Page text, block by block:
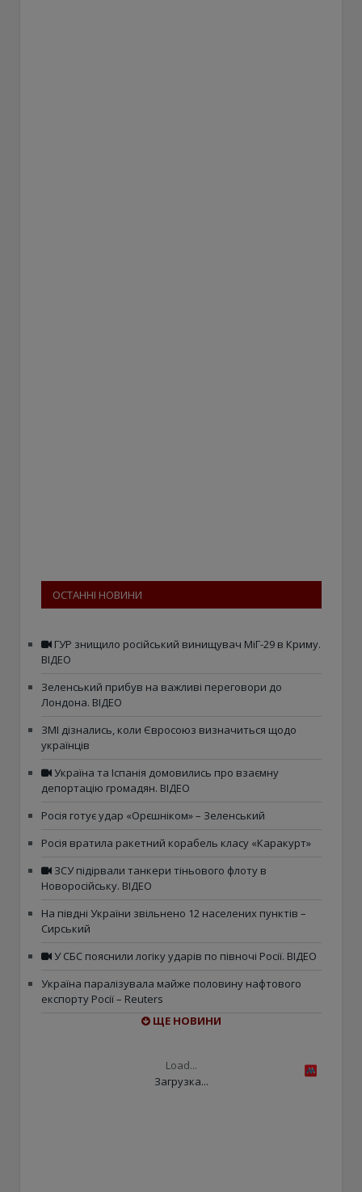
ОСТАННІ НОВИНИ
ГУР знищило російський винищувач МіГ-29 в Криму.
ВІДЕО
Зеленський прибув на важливі переговори до
Лондона. ВІДЕО
ЗМІ дізнались, коли Євросоюз визначиться щодо
українців
Україна та Іспанія домовились про взаємну
депортацію громадян. ВІДЕО
Росія готує удар «Орєшніком» – Зеленський
Росія вратила ракетний корабель класу «Каракурт»
ЗСУ підірвали танкери тіньового флоту в
Новоросійську. ВІДЕО
На півдні України звільнено 12 населених пунктів –
Сирський
У СБС пояснили логіку ударів по півночі Росії. ВІДЕО
Україна паралізувала майже половину нафтового
експорту Росії – Reuters
ЩЕ НОВИНИ
Load...
Загрузка...